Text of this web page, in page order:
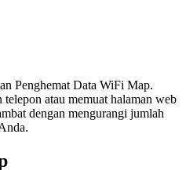
Penghemat Data WiFi Map.
atau memuat halaman web
dengan mengurangi jumlah